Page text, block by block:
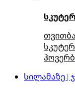
სილამაზე |